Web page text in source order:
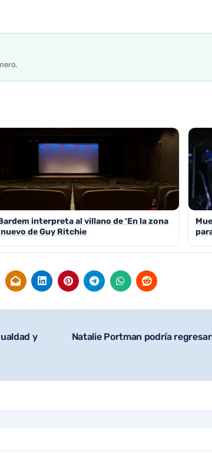
interpreta al villano de ‘En la zona
nuevo de Guy Ritchie
y
Natalie Portman podría